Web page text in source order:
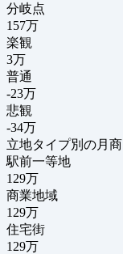
分岐点
157万
楽観
3万
普通
-23万
悲観
-34万
立地タイプ別の月商
駅前一等地
129万
商業地域
129万
住宅街
129万